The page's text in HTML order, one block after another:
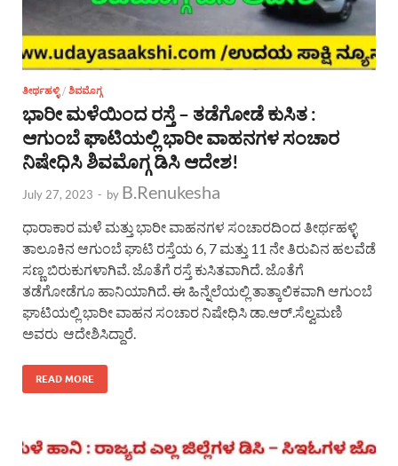
ತೀರ್ಥಹಳ್ಳಿ / ಶಿವಮೊಗ್ಗ
ಭಾರೀ ಮಳೆಯಿಂದ ರಸ್ತೆ – ತಡೆಗೋಡೆ ಕುಸಿತ :
ಆಗುಂಬೆ ಘಾಟಿಯಲ್ಲಿ ಭಾರೀ ವಾಹನಗಳ ಸಂಚಾರ
ನಿಷೇಧಿಸಿ ಶಿವಮೊಗ್ಗ ಡಿಸಿ ಆದೇಶ!
July 27, 2023 - by B.Renukesha
ಧಾರಾಕಾರ ಮಳೆ ಮತ್ತು ಭಾರೀ ವಾಹನಗಳ ಸಂಚಾರದಿಂದ ತೀರ್ಥಹಳ್ಳಿ
ತಾಲೂಕಿನ ಆಗುಂಬೆ ಘಾಟಿ ರಸ್ತೆಯ 6, 7 ಮತ್ತು 11 ನೇ ತಿರುವಿನ ಹಲವೆಡೆ
ಸಣ್ಣ ಬಿರುಕುಗಳಾಗಿವೆ. ಜೊತೆಗೆ ರಸ್ತೆ ಕುಸಿತವಾಗಿದೆ. ಜೊತೆಗೆ
ತಡೆಗೋಡೆಗೂ ಹಾನಿಯಾಗಿದೆ. ಈ ಹಿನ್ನೆಲೆಯಲ್ಲಿ ತಾತ್ಕಾಲಿಕವಾಗಿ ಆಗುಂಬೆ
ಘಾಟಿಯಲ್ಲಿ ಭಾರೀ ವಾಹನ ಸಂಚಾರ ನಿಷೇಧಿಸಿ ಡಾ.ಆರ್.ಸೆಲ್ವಮಣಿ
ಅವರು ಆದೇಶಿಸಿದ್ದಾರೆ.
READ MORE